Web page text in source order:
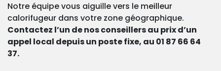
Notre équipe vous aiguille vers le meilleur
calorifugeur dans votre zone géographique.
Contactez l’un de nos conseillers au prix d’un
appel local depuis un poste fixe, au 01 87 66 64
37.